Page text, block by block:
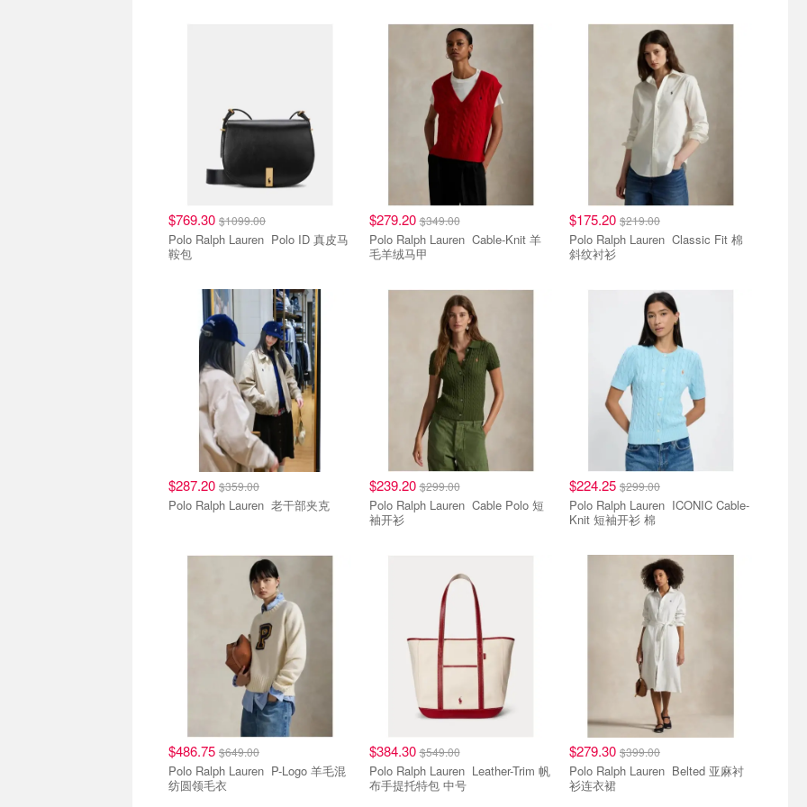
$769.30 $1099.00
Polo Ralph Lauren Polo ID 真皮马
鞍包
$279.20$349.00
Polo Ralph Lauren Cable-Knit 羊
毛羊绒马甲
$175.20 $219.00
Polo Ralph Lauren Classic Fit 棉
斜纹衬衫
$287.20 $359.00
Polo Ralph Lauren 老干部夹克
$239.20$299.00
Polo Ralph Lauren Cable Polo 短
袖开衫
$224.25 $299.00
Polo Ralph Lauren ICONIC Cable-
Knit 短袖开衫 棉
$486.75 $649.00
Polo Ralph Lauren P-Logo 羊毛混
纺圆领毛衣
$384.30$549.00
Polo Ralph Lauren Leather-Trim 帆
布手提托特包 中号
$279.30 $399.00
Polo Ralph Lauren Belted 亚麻衬
衫连衣裙